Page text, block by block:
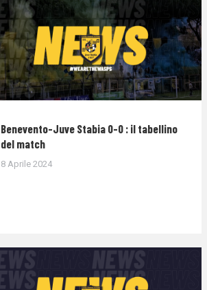
Benevento-Juve Stabia 0-0 : il tabellino
del match
8 Aprile 2024